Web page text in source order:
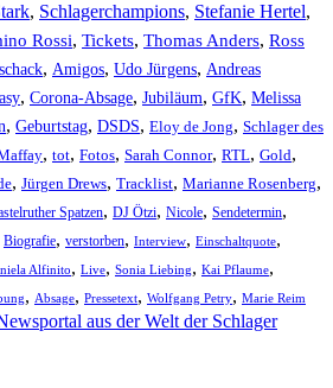
, Schlagerchampions, Stefanie Hertel,
Rossi, Tickets, Thomas Anders, Ross
, Amigos, Udo Jürgens, Andreas
, Corona-Absage, Jubiläum, GfK, Melissa
, Geburtstag, DSDS, Eloy de Jong, Schlager des
, tot, Fotos, Sarah Connor, RTL, Gold,
, Jürgen Drews, Tracklist, Marianne Rosenberg,
Spatzen, DJ Ötzi, Nicole, Sendetermin,
Biografie, verstorben, Interview, Einschaltquote,
Alfinito, Live, Sonia Liebing, Kai Pflaume,
, Absage, Pressetext, Wolfgang Petry, Marie Reim